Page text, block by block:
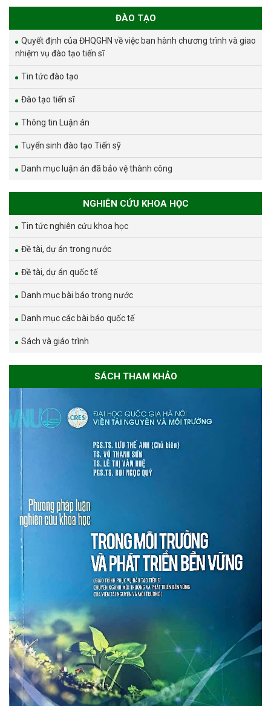
ĐÀO TẠO
Quyết định của ĐHQGHN về việc ban hành chương trình và giao
nhiệm vụ đào tạo tiến sĩ
Tin tức đào tạo
Đào tạo tiến sĩ
Thông tin Luận án
Tuyển sinh đào tạo Tiến sỹ
Danh mục luận án đã bảo vệ thành công
NGHIÊN CỨU KHOA HỌC
Tin tức nghiên cứu khoa học
Đề tài, dự án trong nước
Đề tài, dự án quốc tế
Danh mục bài báo trong nước
Danh mục các bài báo quốc tế
Sách và giáo trình
SÁCH THAM KHẢO